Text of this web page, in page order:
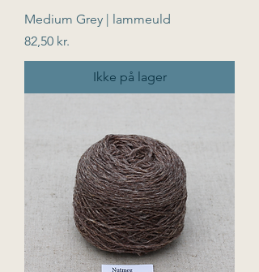
Medium Grey | lammeuld
Pris
82,50 kr.
Ikke på lager